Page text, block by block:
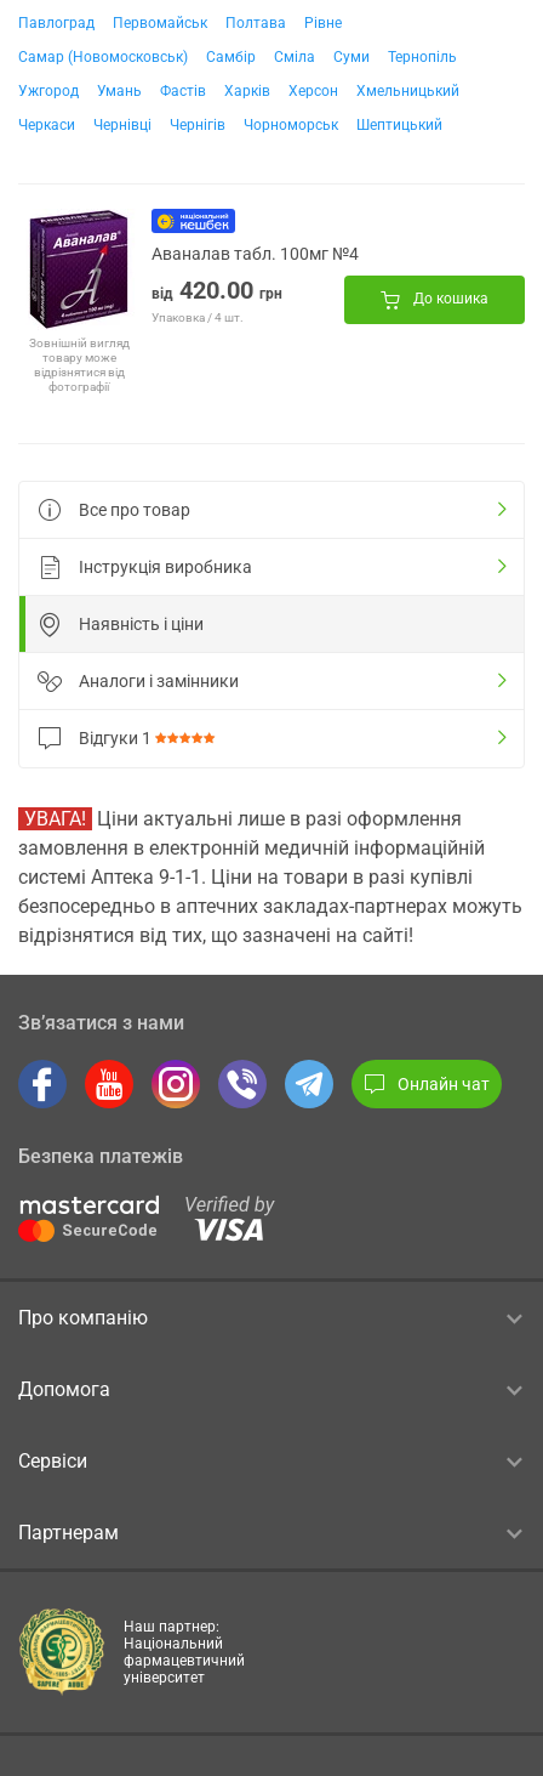
Павлоград
Первомайськ Полтава
Рівне
Самар (Новомосковськ)
Самбір Сміла Суми
Тернопіль
Ужгород
Умань Фастів Харків Херсон
Хмельницький
Черкаси
Чернівці Чернігів Чорноморськ Шептицький
Зовнішній вигляд
товару може
відрізнятися від
фотографії
Аваналав табл. 100мг №4
від 420.00 грн
Упаковка / 4 шт.
До кошика
Все про товар
Інструкція виробника
Наявність і ціни
Аналоги і замінники
Відгуки 1
УВАГА! Ціни актуальні лише в разі оформлення
замовлення в електронній медичній інформаційній
системі Аптека 9-1-1. Ціни на товари в разі купівлі
безпосередньо в аптечних закладах-партнерах можуть
відрізнятися від тих, що зазначені на сайті!
Зв’язатися з нами
Онлайн чат
Безпека платежів
Про компанію
Допомога
Сервіси
Партнерам
Наш партнер:
Національний
фармацевтичний
університет